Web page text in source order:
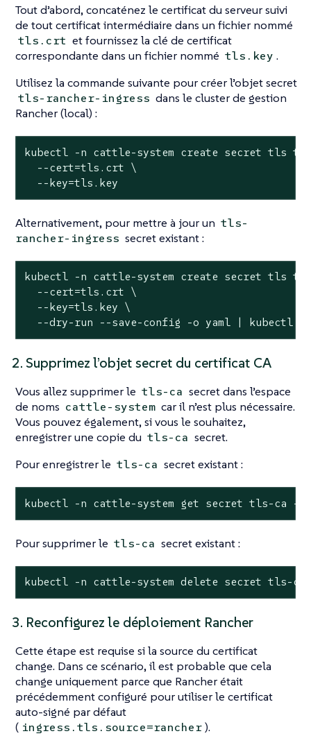
Tout d’abord, concaténez le certificat du serveur suivi
de tout certificat intermédiaire dans un fichier nommé
tls.crt et fournissez la clé de certificat
correspondante dans un fichier nommé tls.key .
Utilisez la commande suivante pour créer l’objet secret
tls-rancher-ingress dans le cluster de gestion
Rancher (local) :
kubectl -n cattle-system create secret tls
  --cert=tls.crt \
  --key=tls.key
Alternativement, pour mettre à jour un tls-
rancher-ingress secret existant :
kubectl -n cattle-system create secret tls
  --cert=tls.crt \
  --key=tls.key \
--dry-run --save-config -o yaml | kubectl
2. Supprimez l’objet secret du certificat CA
Vous allez supprimer le tls-ca secret dans l’espace
de noms cattle-system car il n’est plus nécessaire.
Vous pouvez également, si vous le souhaitez,
enregistrer une copie du tls-ca secret.
Pour enregistrer le tls-ca secret existant :
kubectl -n cattle-system get secret tls-ca -o
Pour supprimer le tls-ca secret existant :
kubectl -n cattle-system delete secret tls-ca
3. Reconfigurez le déploiement Rancher
Cette étape est requise si la source du certificat
change. Dans ce scénario, il est probable que cela
change uniquement parce que Rancher était
précédemment configuré pour utiliser le certificat
auto-signé par défaut
( ingress.tls.source=rancher).